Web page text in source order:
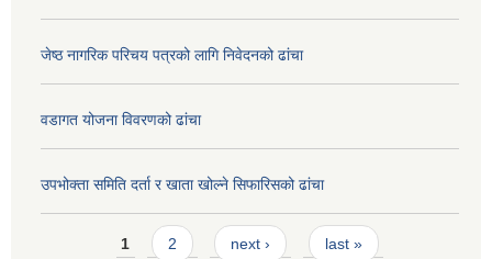
जेष्ठ नागरिक परिचय पत्रको लागि निवेदनको ढांचा
वडागत योजना विवरणको ढांचा
उपभोक्ता समिति दर्ता र खाता खोल्ने सिफारिसको ढांचा
Pages1 2 next › last »